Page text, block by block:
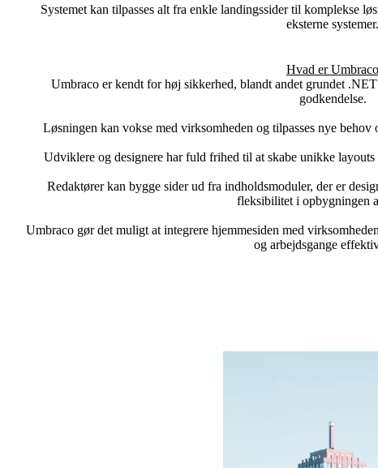
Systemet kan tilpasses alt fra enkle landingssider til komplekse
eksterne systemer.
Hvad er Umbraco
Umbraco er kendt for høj sikkerhed, blandt andet grundet
godkendelse.
Løsningen kan vokse med virksomheden og tilpasses nye
Udviklere og designere har fuld frihed til at skabe unikke
Redaktører kan bygge sider ud fra indholdsmoduler, der er
fleksibilitet i opbygningen
Umbraco gør det muligt at integrere hjemmesiden med
og arbejdsgange